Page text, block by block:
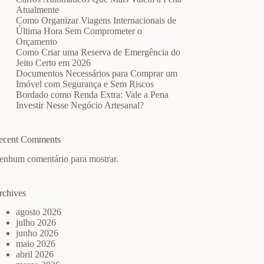
Atualmente
Como Organizar Viagens Internacionais de
Última Hora Sem Comprometer o
Orçamento
Como Criar uma Reserva de Emergência do
Jeito Certo em 2026
Documentos Necessários para Comprar um
Imóvel com Segurança e Sem Riscos
Bordado como Renda Extra: Vale a Pena
Investir Nesse Negócio Artesanal?
Comments
comentário para mostrar.
agosto 2026
julho 2026
junho 2026
maio 2026
abril 2026